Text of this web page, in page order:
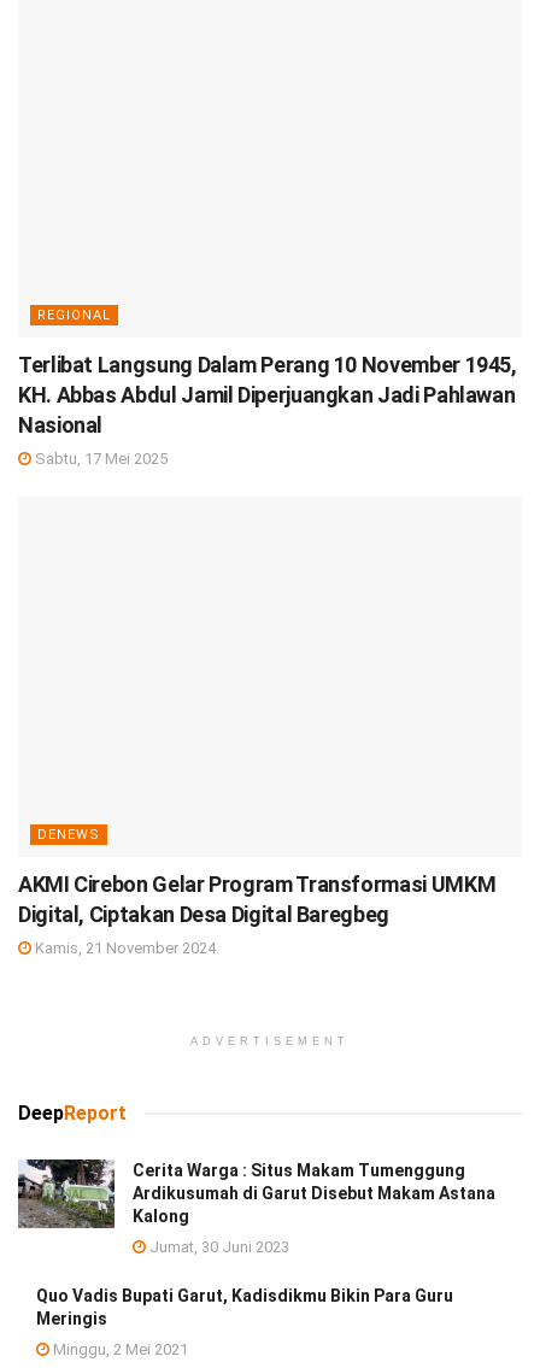
REGIONAL
Terlibat Langsung Dalam Perang 10 November 1945,
KH. Abbas Abdul Jamil Diperjuangkan Jadi Pahlawan
Nasional
Sabtu, 17 Mei 2025
DENEWS
AKMI Cirebon Gelar Program Transformasi UMKM
Digital, Ciptakan Desa Digital Baregbeg
Kamis, 21 November 2024
ADVERTISEMENT
DeepReport
Cerita Warga : Situs Makam Tumenggung
Ardikusumah di Garut Disebut Makam Astana
Kalong
Jumat, 30 Juni 2023
Quo Vadis Bupati Garut, Kadisdikmu Bikin Para Guru
Meringis
Minggu, 2 Mei 2021